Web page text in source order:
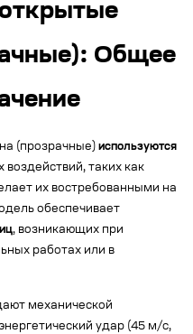
Общее
(прозрачные) используются
таких как
их востребованными на
обеспечивает
, возникающих при
работах или в
механической
удар (45 м/с,